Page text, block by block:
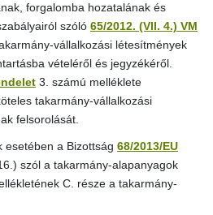
forgalomba hozatalának és
szóló 65/2012. (VII. 4.) VM
vállalkozási létesítmények
vételéről és jegyzékéről.
3. számú melléklete
takarmány-vállalkozási
felsorolását.
esetében a Bizottság 68/2013/EU
szól a takarmány-alapanyagok
C. része a takarmány-